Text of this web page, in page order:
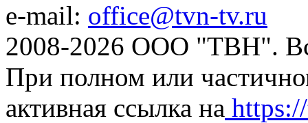
e-mail: office@tvn-tv.ru
2008-2026 ООО "ТВН".
При полном или
активная ссылка на